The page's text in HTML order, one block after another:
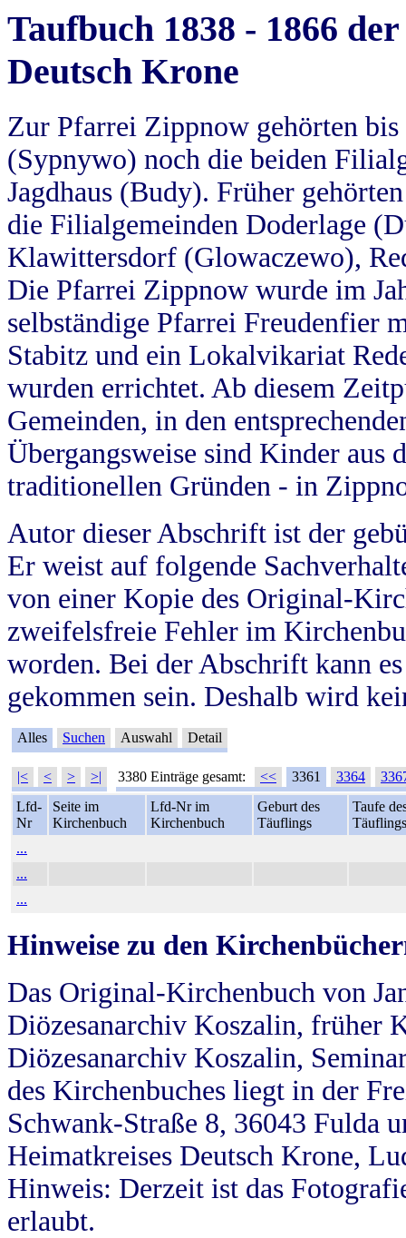
Taufbuch 1838 - 1866
Deutsch Krone
Zur Pfarrei Zippnow gehörten
(Sypnywo) noch die beiden
Jagdhaus (Budy). Früher
die Filialgemeinden Doderlage
Klawittersdorf (Glowaczewo),
Die Pfarrei Zippnow wurde im
selbständige Pfarrei Freudenfier
Stabitz und ein Lokalvikariat
wurden errichtet. Ab diesem
Gemeinden, in den
Übergangsweise sind Kinder aus
traditionellen Gründen - in
Autor dieser Abschrift ist der
Er weist auf folgende
von einer Kopie des Original-
zweifelsfreie Fehler im
worden. Bei der Abschrift kann
gekommen sein. Deshalb wird
Alles Suchen Auswahl Detail
|< < > >| 3380 Einträge gesamt: << 3361 3364
Lfd-
Nr
Seite im
Kirchenbuch
Lfd-Nr im
Kirchenbuch
Geburt des
Täuflings
Taufe
Täuflings
...
...
...
Hinweise zu den
Das Original-Kirchenbuch von
Diözesanarchiv Koszalin, früher
Diözesanarchiv Koszalin,
des Kirchenbuches liegt in der
Schwank-Straße 8, 36043 Fulda
Heimatkreises Deutsch Krone,
Hinweis: Derzeit ist das
erlaubt.